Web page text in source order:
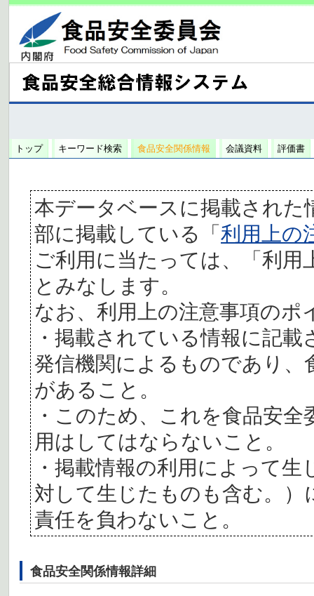
トップ キーワード検索 食品安全関係情報 会議資料 評価書
本データベースに掲載された
部に掲載している「利用上の
ご利用に当たっては、「利
とみなします。
なお、利用上の注意事項の
・掲載されている情報に記
発信機関によるものであり、
があること。
・このため、これを食品安
用はしてはならないこと。
・掲載情報の利用によって
対して生じたものも含む。
責任を負わないこと。
食品安全関係情報詳細